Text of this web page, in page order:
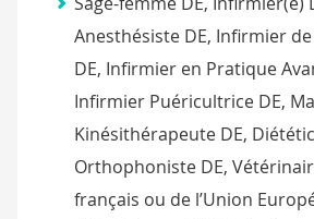
Anesthésiste DE, Infirmier
DE, Infirmier en Pratique
Infirmier Puéricultrice DE,
Kinésithérapeute DE,
Orthophoniste DE,
français ou de l’Union